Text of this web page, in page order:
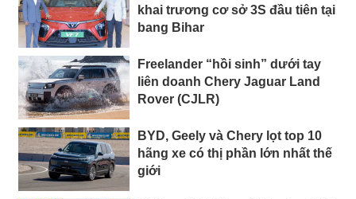
khai trương cơ sở 3S đầu tiên tại
bang Bihar
Freelander “hồi sinh” dưới tay
liên doanh Chery Jaguar Land
Rover (CJLR)
BYD, Geely và Chery lọt top 10
hãng xe có thị phần lớn nhất thế
giới